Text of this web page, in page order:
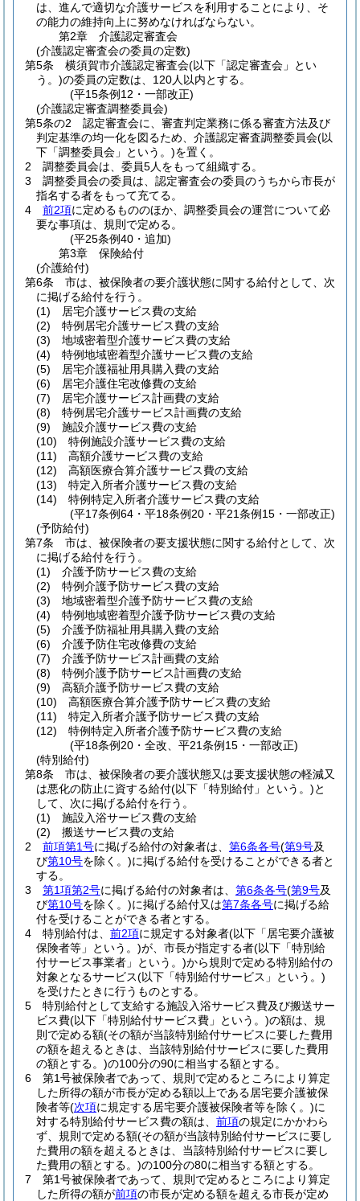
は、進んで適切な介護サービスを利用することにより、そ
の能力の維持向上に努めなければならない。
第2章
介護認定審査会
(介護認定審査会の委員の定数)
第5条
横須賀市介護認定審査会(以下「認定審査会」とい
う。)の委員の定数は、120人以内とする。
(平15条例12・一部改正)
(介護認定審査調整委員会)
第5条の2
認定審査会に、審査判定業務に係る審査方法及び
判定基準の均一化を図るため、介護認定審査調整委員会(以
下「調整委員会」という。)を置く。
2
調整委員会は、委員5人をもって組織する。
3
調整委員会の委員は、認定審査会の委員のうちから市長が
指名する者をもって充てる。
4
前2項に定めるもののほか、調整委員会の運営について必
要な事項は、規則で定める。
(平25条例40・追加)
第3章
保険給付
(介護給付)
第6条
市は、被保険者の要介護状態に関する給付として、次
に掲げる給付を行う。
(1)
居宅介護サービス費の支給
(2)
特例居宅介護サービス費の支給
(3)
地域密着型介護サービス費の支給
(4)
特例地域密着型介護サービス費の支給
(5)
居宅介護福祉用具購入費の支給
(6)
居宅介護住宅改修費の支給
(7)
居宅介護サービス計画費の支給
(8)
特例居宅介護サービス計画費の支給
(9)
施設介護サービス費の支給
(10)
特例施設介護サービス費の支給
(11)
高額介護サービス費の支給
(12)
高額医療合算介護サービス費の支給
(13)
特定入所者介護サービス費の支給
(14)
特例特定入所者介護サービス費の支給
(平17条例64・平18条例20・平21条例15・一部改正)
(予防給付)
第7条
市は、被保険者の要支援状態に関する給付として、次
に掲げる給付を行う。
(1)
介護予防サービス費の支給
(2)
特例介護予防サービス費の支給
(3)
地域密着型介護予防サービス費の支給
(4)
特例地域密着型介護予防サービス費の支給
(5)
介護予防福祉用具購入費の支給
(6)
介護予防住宅改修費の支給
(7)
介護予防サービス計画費の支給
(8)
特例介護予防サービス計画費の支給
(9)
高額介護予防サービス費の支給
(10)
高額医療合算介護予防サービス費の支給
(11)
特定入所者介護予防サービス費の支給
(12)
特例特定入所者介護予防サービス費の支給
(平18条例20・全改、平21条例15・一部改正)
(特別給付)
第8条
市は、被保険者の要介護状態又は要支援状態の軽減又
は悪化の防止に資する給付(以下「特別給付」という。)と
して、次に掲げる給付を行う。
(1)
施設入浴サービス費の支給
(2)
搬送サービス費の支給
2
前項第1号に掲げる給付の対象者は、 第6条各号(第9号及
び第10号を除く。)に掲げる給付を受けることができる者と
する。
3
第1項第2号に掲げる給付の対象者は、 第6条各号(第9号及
び第10号を除く。)に掲げる給付又は第7条各号に掲げる給
付を受けることができる者とする。
4
特別給付は、 前2項に規定する対象者(以下「居宅要介護被
保険者等」という。)が、市長が指定する者(以下「特別給
付サービス事業者」という。)から規則で定める特別給付の
対象となるサービス(以下「特別給付サービス」という。)
を受けたときに行うものとする。
5
特別給付として支給する施設入浴サービス費及び搬送サー
ビス費(以下「特別給付サービス費」という。)の額は、規
則で定める額(その額が当該特別給付サービスに要した費用
の額を超えるときは、当該特別給付サービスに要した費用
の額とする。)の100分の90に相当する額とする。
6
第1号被保険者であって、規則で定めるところにより算定
した所得の額が市長が定める額以上である居宅要介護被保
険者等(次項に規定する居宅要介護被保険者等を除く。)に
対する特別給付サービス費の額は、 前項の規定にかかわら
ず、規則で定める額(その額が当該特別給付サービスに要し
た費用の額を超えるときは、当該特別給付サービスに要し
た費用の額とする。)の100分の80に相当する額とする。
7
第1号被保険者であって、規則で定めるところにより算定
した所得の額が前項の市長が定める額を超える市長が定め